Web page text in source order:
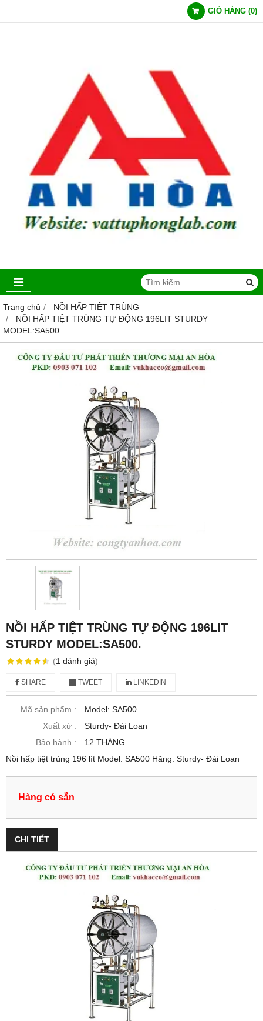
GIỎ HÀNG (0)
Trang chủ
NỒI HẤP TIỆT TRÙNG
NỒI HẤP TIỆT TRÙNG TỰ ĐỘNG 196LIT STURDY
MODEL:SA500.
NỒI HẤP TIỆT TRÙNG TỰ ĐỘNG 196LIT
STURDY MODEL:SA500.
(1 đánh giá)
SHARE TWEET LINKEDIN
Mã sản phẩm :
Model: SA500
Xuất xứ :
Sturdy- Đài Loan
Bảo hành :
12 THÁNG
Nồi hấp tiệt trùng 196 lít Model: SA500 Hãng: Sturdy- Đài Loan
Hàng có sẵn
CHI TIẾT